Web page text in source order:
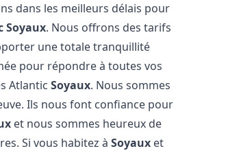
dans les meilleurs délais pour
Soyaux. Nous offrons des tarifs
une totale tranquillité
pour répondre à toutes vos
AtlanticSoyaux. Nous sommes
Ils nous font confiance pour
et nous sommes heureux de
Si vous habitez àSoyaux et